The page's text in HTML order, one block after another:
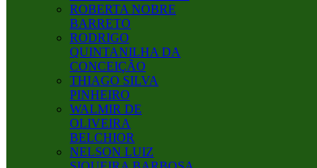
ROBERTA NOBRE
BARRETO
RODRIGO
QUINTANILHA DA
CONCEIÇÃO
THIAGO SILVA
PINHEIRO
WALMIR DE
OLIVEIRA
BELCHIOR
NELSON LUIZ